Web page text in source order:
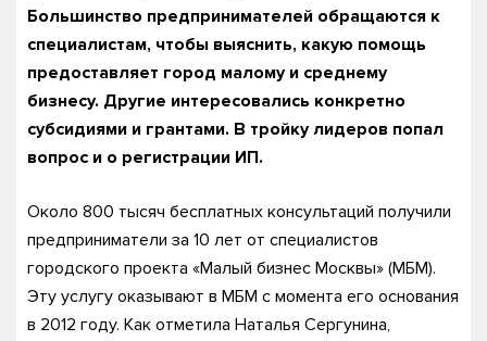
Большинство предпринимателей обращаются к
специалистам, чтобы выяснить, какую помощь
предоставляет город малому и среднему
бизнесу. Другие интересовались конкретно
субсидиями и грантами. В тройку лидеров попал
вопрос и о регистрации ИП.
Около 800 тысяч бесплатных консультаций получили
предприниматели за 10 лет от специалистов
городского проекта «Малый бизнес Москвы» (МБМ).
Эту услугу оказывают в МБМ с момента его основания
в 2012 году. Как отметила Наталья Сергунина,